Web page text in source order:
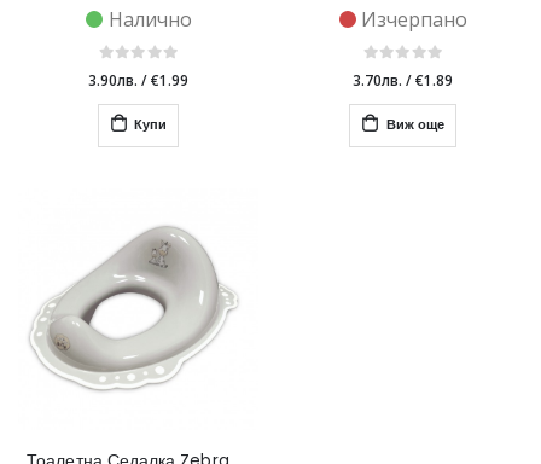
Налично
3.90лв. /€1.99
Купи
Изчерпано
3.70лв. /€1.89
Виж още